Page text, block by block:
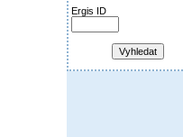
Ergis ID